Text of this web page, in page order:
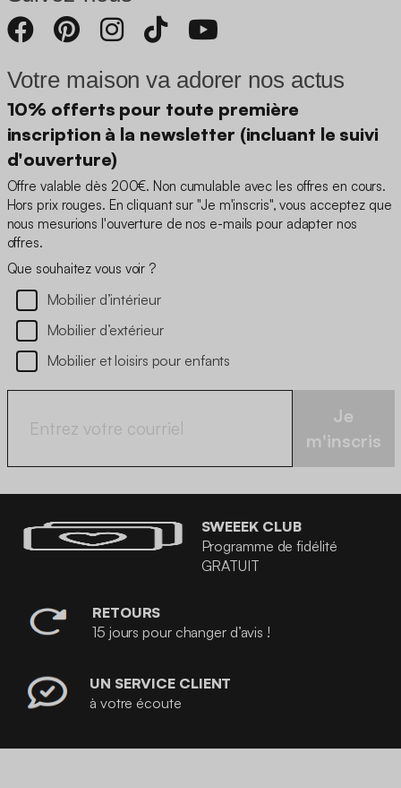
Votre maison va adorer nos actus
10% offerts pour toute première
inscription à la newsletter (incluant le suivi
d'ouverture)
Offre valable dès 200€. Non cumulable avec les offres en cours.
Hors prix rouges. En cliquant sur "Je m'inscris", vous acceptez que
nous mesurions l'ouverture de nos e-mails pour adapter nos
offres.
Que souhaitez vous voir ?
Mobilier d’intérieur
Mobilier d’extérieur
Mobilier et loisirs pour enfants
Je
m'inscris
SWEEEK CLUB
Programme de fidélité
GRATUIT
RETOURS
15 jours pour changer d’avis !
UN SERVICE CLIENT
à votre écoute